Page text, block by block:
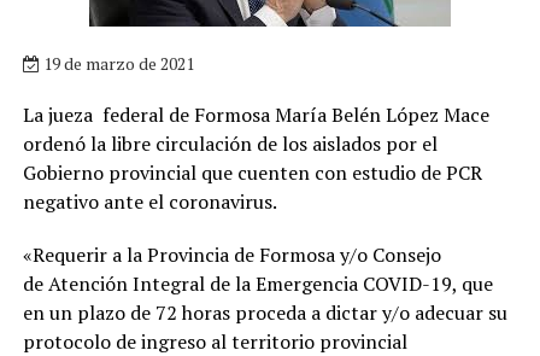
19 de marzo de 2021
La jueza federal de Formosa María Belén López Mace
ordenó la libre circulación de los aislados por el
Gobierno provincial que cuenten con estudio de PCR
negativo ante el coronavirus.
«Requerir a la Provincia de Formosa y/o Consejo
de Atención Integral de la Emergencia COVID-19, que
en un plazo de 72 horas proceda a dictar y/o adecuar su
protocolo de ingreso al territorio provincial